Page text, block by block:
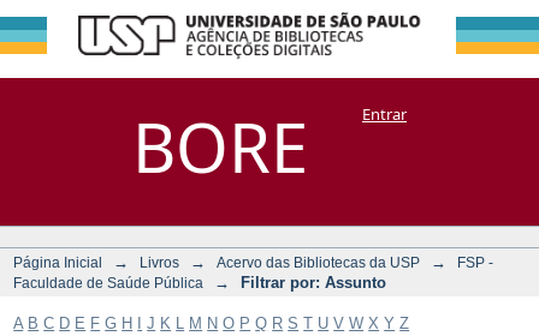
BORE
Filtrar por:
Assunto
DSpace/Manakin + CoriscoEntrar
Página Inicial → Livros → Acervo das Bibliotecas da USP →
FSP -
Faculdade de Saúde Pública
→ Filtrar por: Assunto
A B C D E F G H J K M N O P Q R S T U V W X Y Z